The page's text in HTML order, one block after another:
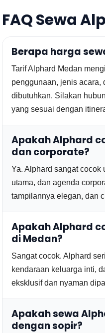
FAQ Sewa
Berapa harga
Tarif Alphard Medan
penggunaan, jenis acara,
dibutuhkan. Silakan
yang sesuai dengan
Apakah Alphard
dan corporate?
Ya. Alphard sangat cocok
utama, dan agenda
tampilannya elegan, dan
Apakah Alphard
di Medan?
Sangat cocok. Alphard
kendaraan keluarga inti,
eksklusif dan nyaman
Apakah sewa
dengan sopir?